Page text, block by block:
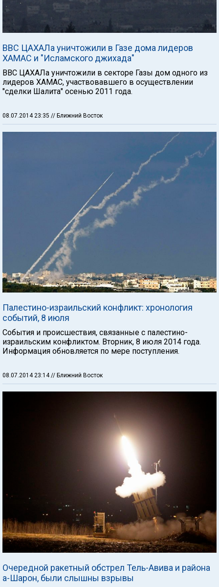
ВВС ЦАХАЛа уничтожили в Газе дома лидеров
ХАМАС и "Исламского джихада"
ВВС ЦАХАЛа уничтожили в секторе Газы дом одного из
лидеров ХАМАС, участвовавшего в осуществлении
"сделки Шалита" осенью 2011 года.
08.07.2014 23:35 // Ближний Восток
Палестино-израильский конфликт: хронология
событий, 8 июля
События и происшествия, связанные с палестино-
израильским конфликтом. Вторник, 8 июля 2014 года.
Информация обновляется по мере поступления.
08.07.2014 23:14// Ближний Восток
Очередной ракетный обстрел Тель-Авива и района
а-Шарон, были слышны взрывы